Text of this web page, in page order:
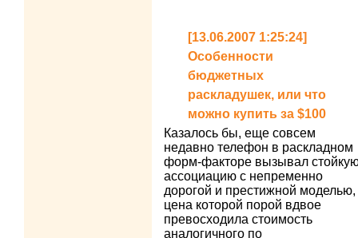
[13.06.2007 1:25:24]
Особенности
бюджетных
раскладушек, или что
можно купить за $100
Казалось бы, еще совсем
недавно телефон в раскладном
форм-факторе вызывал
ассоциацию с непременно
дорогой и престижной моделью,
цена которой порой вдвое
превосходила стоимость
аналогичного по